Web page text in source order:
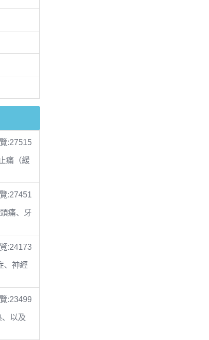
:27515
痛（緩
:27451
痛、牙
:24173
、神經
:23499
以及